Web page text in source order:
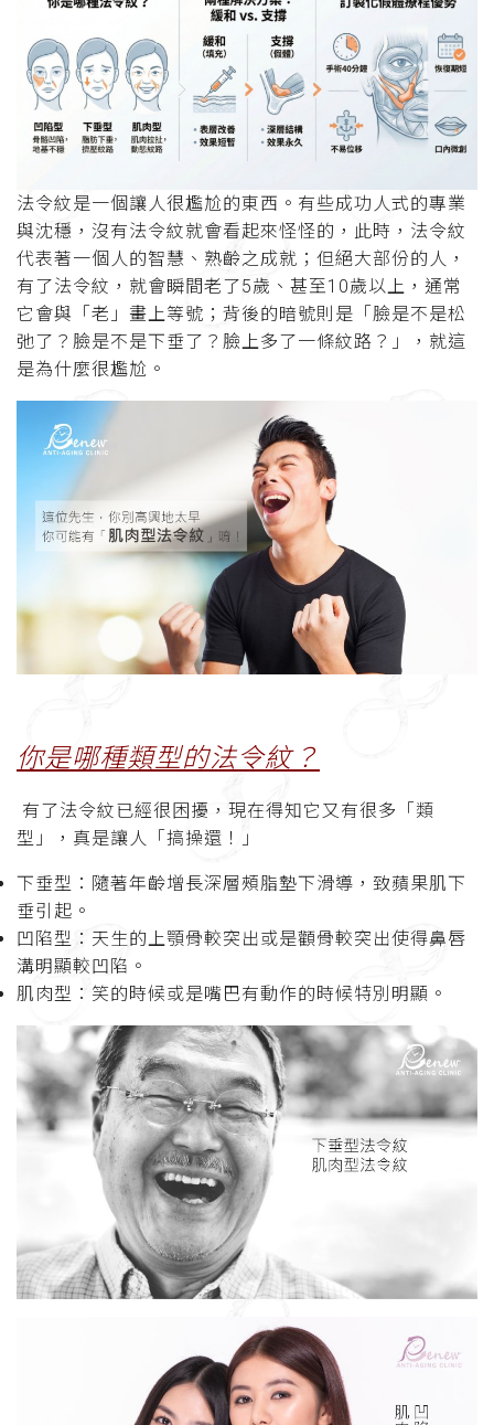
法令紋是一個讓人很尷尬的東西。有些成功人式的專業
與沈穩，沒有法令紋就會看起來怪怪的，此時，法令紋
代表著一個人的智慧、熟齡之成就；但絕大部份的人，
有了法令紋，就會瞬間老了5歲、甚至10歲以上，通常
它會與「老」畫上等號；背後的暗號則是「臉是不是松
弛了？臉是不是下垂了？臉上多了一條紋路？」，就這
是為什麼很尷尬。
你是哪種類型的法令紋？
有了法令紋已經很困擾，現在得知它又有很多「類
型」，真是讓人「搞操還！」
下垂型：隨著年齡增長深層頰脂墊下滑導，致蘋果肌下
垂引起。
凹陷型：天生的上顎骨較突出或是顴骨較突出使得鼻唇
溝明顯較凹陷。
肌肉型：笑的時候或是嘴巴有動作的時候特別明顯。